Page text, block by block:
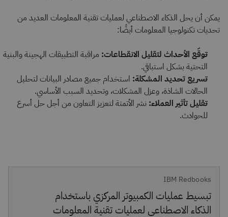
يمكن أن يحل الذكاء الاصطناعي لعمليات تقنية المعلومات العديد من
تحديات تكنولوجيا المعلومات أيضًا:
توقّع الأحداث لتقليل الانقطاعات: مراقبة التطبيقات الهجينة والبنية
التحتية بشكل استباقي.
تسريع تحديد المشكلة: استخدام جميع مصادر البيانات لتحليل
الحالات الشاذة، وعزل المشكلات، وتحديد السبب الأساسي.
تقليل تأثير العملاء: نشر الأتمتة لتعزيز التعاون من أجل حل أسرع
للحوادث.
IBM Redbooks
تبسيط عمليات الكمبيوتر المركزي باستخدام
الذكاء الاصطناعي لعمليات تقنية المعلومات